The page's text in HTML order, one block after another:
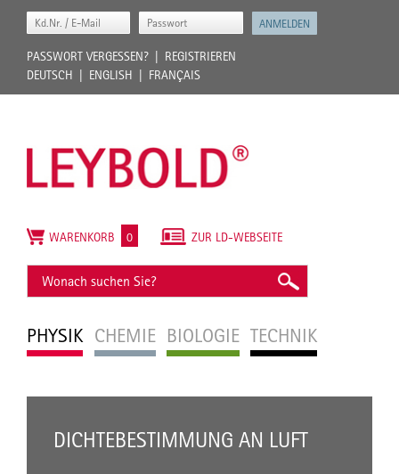
PASSWORT VERGESSEN?
REGISTRIEREN
DEUTSCH
ENGLISH FRANÇAIS
PHYSIK CHEMIE BIOLOGIE TECHNIK
ZUR LD-WEBSEITE
WARENKORB 0
DICHTEBESTIMMUNG AN LUFT